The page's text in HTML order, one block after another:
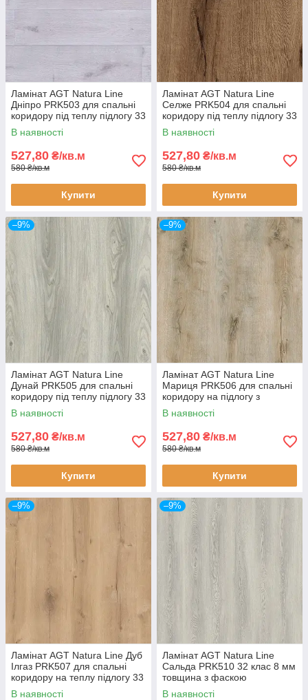
Ламінат AGT Natura Line
Дніпро PRK503 для спальні
коридору під теплу підлогу 33
клас 8 мм товщина з фаскою
В наявності
527,80 ₴/кв.м
580 ₴/кв.м
Купити
Ламінат AGT Natura Line
Селже PRK504 для спальні
коридору під теплу підлогу 33
клас 8 мм товщина з фаскою
В наявності
527,80 ₴/кв.м
580 ₴/кв.м
Купити
–9%
Ламінат AGT Natura Line
Дунай PRK505 для спальні
коридору під теплу підлогу 33
клас 8 мм товщина з фаскою
В наявності
527,80 ₴/кв.м
580 ₴/кв.м
Купити
–9%
Ламінат AGT Natura Line
Мариця PRK506 для спальні
коридору на підлогу з
підігрівом 33 клас 8 мм
товщина з фаскою
В наявності
527,80 ₴/кв.м
580 ₴/кв.м
Купити
–9%
Ламінат AGT Natura Line Дуб
Ілгаз PRK507 для спальні
коридору на теплу підлогу 33
клас 8 мм товщина з фаскою
В наявності
–9%
Ламінат AGT Natura Line
Сальда PRK510 32 клас 8 мм
товщина з фаскою
В наявності